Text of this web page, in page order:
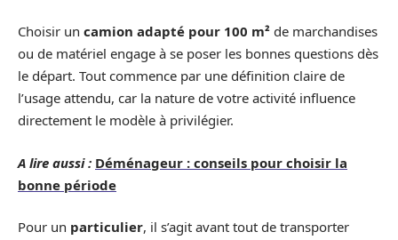
Choisir un camion adapté pour 100 m² de marchandises
ou de matériel engage à se poser les bonnes questions dès
le départ. Tout commence par une définition claire de
l’usage attendu, car la nature de votre activité influence
directement le modèle à privilégier.
A lire aussi : Déménageur : conseils pour choisir la
bonne période
Pour un particulier, il s’agit avant tout de transporter